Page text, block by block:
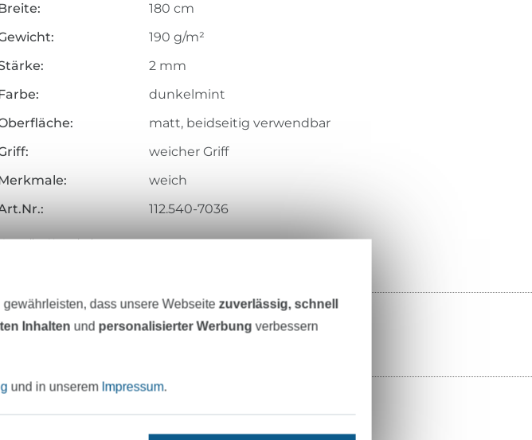
180 cm
190 g/m²
2 mm
dunkelmint
matt, beidseitig verwendbar
weicher Griff
weich
112.540-7036
Kontaktdaten
passt dazu
dass unsere Webseitezuverlässig, schnell
Inhalten und personalisierter Werbung verbessern
und in unserem Impressum.